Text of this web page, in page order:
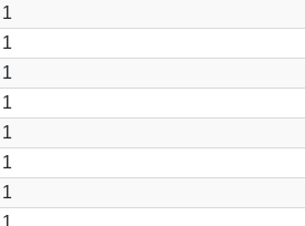
1
1
1
1
1
1
1
1